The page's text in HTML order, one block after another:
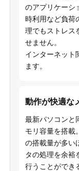
のアプリケーシ
時利用など負荷
理でもストレス
せません。
インターネット
ます。
動作が快適な
最新パソコンと
モリ容量を搭載
の搭載量が多い
タの処理を余裕
行うことができ